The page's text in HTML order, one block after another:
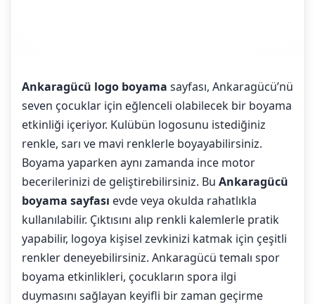
Ankaragücü logo boyama sayfası, Ankaragücü’nü
seven çocuklar için eğlenceli olabilecek bir boyama
etkinliği içeriyor. Kulübün logosunu istediğiniz
renkle, sarı ve mavi renklerle boyayabilirsiniz.
Boyama yaparken aynı zamanda ince motor
becerilerinizi de geliştirebilirsiniz. Bu Ankaragücü
boyama sayfası evde veya okulda rahatlıkla
kullanılabilir. Çıktısını alıp renkli kalemlerle pratik
yapabilir, logoya kişisel zevkinizi katmak için çeşitli
renkler deneyebilirsiniz. Ankaragücü temalı spor
boyama etkinlikleri, çocukların spora ilgi
duymasını sağlayan keyifli bir zaman geçirme